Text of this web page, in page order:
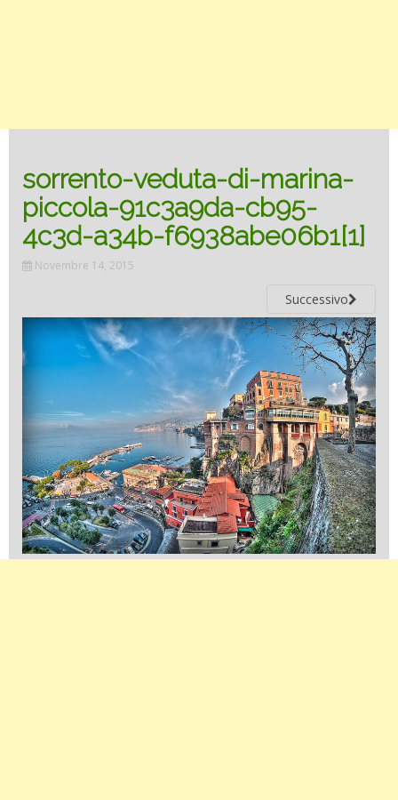
sorrento-veduta-di-marina-
piccola-91c3a9da-cb95-
4c3d-a34b-f6938abe06b1[1]
Novembre 14, 2015
Successivo